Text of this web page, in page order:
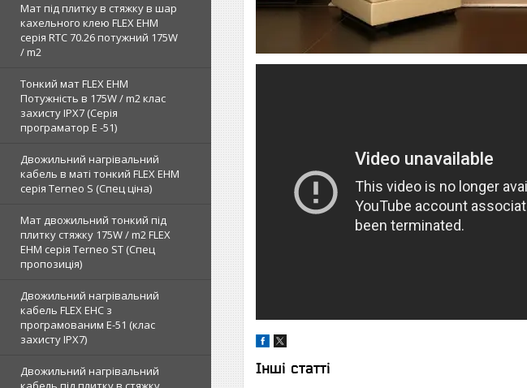
Мат під плитку в стяжку в шар
кахельного клею FLEX EHM
серія RTC 70.26 потужний 175W
/ m2
Тонкий мат FLEX EHM
Потужність в 175W / m2 клас
захисту IPX7 (Серія
програматор Е -51)
Двожильний нагрівальний
кабель в маті тонкий FLEX EHM
серія Terneo S (Спец ціна)
Мат двожильний тонкий під
плитку стяжку 175W / m2 FLEX
EHM серія Terneo SТ (Спец
пропозиція)
Двожильний нагрівальний
кабель FLEX EHС з
програмованим E-51 (клас
захисту IPX7)
Двожильний нагрівальний
Інші статті